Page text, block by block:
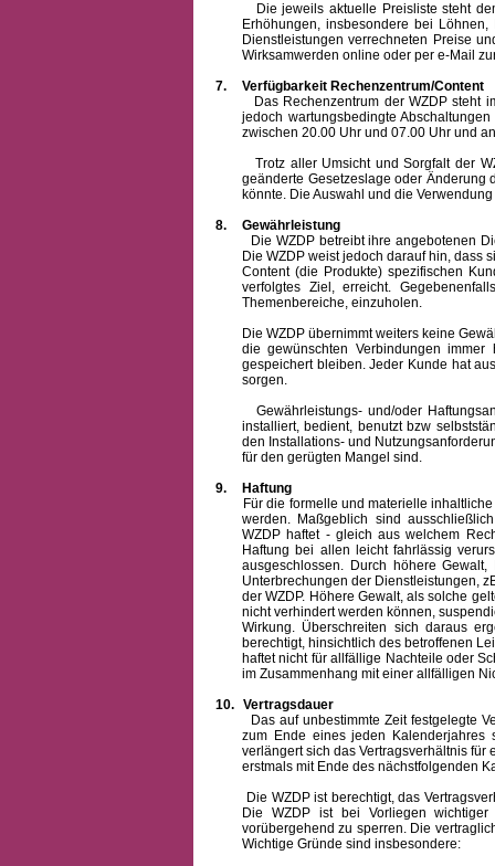
Die jeweils aktuelle Preisliste steht dem
Erhöhungen, insbesondere bei
Dienstleistungen verrechneten Preise
Wirksamwerden online oder per e-Mail
7.
Verfügbarkeit Rechenzentrum/Content
Das Rechenzentrum der WZDP steht im
jedoch wartungsbedingte
zwischen 20.00 Uhr und 07.00 Uhr und
Trotz aller Umsicht und Sorgfalt der
geänderte Gesetzeslage oder Änderung
könnte. Die Auswahl und die
8.
Gewährleistung
Die WZDP betreibt ihre angebotenen
Die WZDP weist jedoch darauf hin, dass
Content (die Produkte) spezifischen
verfolgtes Ziel, erreicht.
Themenbereiche, einzuholen.
Die WZDP übernimmt weiters keine
die gewünschten Verbindungen
gespeichert bleiben. Jeder Kunde hat
sorgen.
Gewährleistungs- und/oder
installiert, bedient, benutzt bzw
den Installations- und
für den gerügten Mangel sind.
9.
Haftung
Für die formelle und materielle
werden. Maßgeblich sind
WZDP haftet - gleich aus welchem
Haftung bei allen leicht fahrlässig
ausgeschlossen. Durch höhere
Unterbrechungen der Dienstleistungen,
der WZDP. Höhere Gewalt, als solche
nicht verhindert werden können,
Wirkung. Überschreiten sich daraus
berechtigt, hinsichtlich des betroffenen
haftet nicht für allfällige Nachteile oder
im Zusammenhang mit einer allfälligen
10. Vertragsdauer
Das auf unbestimmte Zeit festgelegte
zum Ende eines jeden Kalenderjahres
verlängert sich das Vertragsverhältnis
erstmals mit Ende des nächstfolgenden
Die WZDP ist berechtigt, das
Die WZDP ist bei Vorliegen
vorübergehend zu sperren. Die
Wichtige Gründe sind insbesondere: